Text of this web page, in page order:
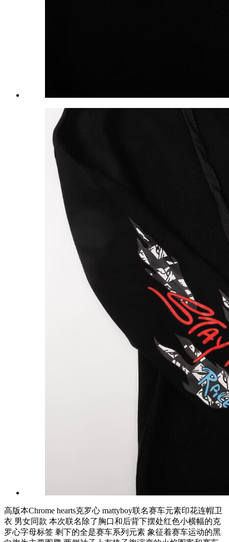
高版本Chrome hearts克罗心 mattyboy联名赛车元素印花连帽卫
衣 男女同款 本次联名除了胸口和后背下摆处红色小横幅的克
罗心字母标签 剩下的全是赛车系列元素 象征着赛车运动的黑